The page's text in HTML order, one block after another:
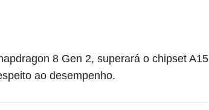
8 Gen 2, superará o chipset A15
ao desempenho.